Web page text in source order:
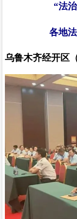
“法
各地
乌鲁木齐经开区